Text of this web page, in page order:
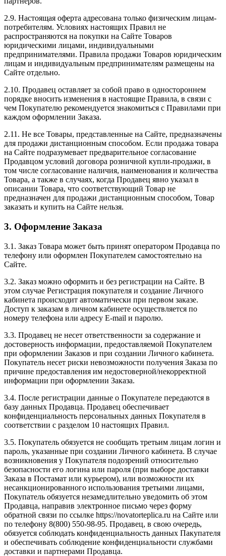
2.9. Настоящая оферта адресована только физическим лицам-
потребителям. Условиях настоящих Правил не
распространяются на покупки на Сайте Товаров
юридическими лицами, индивидуальными
предпринимателями. Правила продажи Товаров юридическим
лицам и индивидуальным предпринимателям размещены на
Сайте отдельно.
2.10. Продавец оставляет за собой право в одностороннем
порядке вносить изменения в настоящие Правила, в связи с
чем Покупателю рекомендуется знакомиться с Правилами при
каждом оформлении Заказа.
2.11. Не все Товары, представленные на Сайте, предназначены
для продажи дистанционным способом. Если продажа товара
на Сайте подразумевает предварительное согласование
Продавцом условий договора розничной купли-продажи, в
том числе согласование наличия, наименования и количества
Товара, а также в случаях, когда Продавец явно указал в
описании Товара, что соответствующий Товар не
предназначен для продажи дистанционным способом, Товар
заказать и купить на Сайте нельзя.
3. Оформление Заказа
3.1. Заказ Товара может быть принят оператором Продавца по
телефону или оформлен Покупателем самостоятельно на
Сайте.
3.2. Заказ можно оформить и без регистрации на Сайте. В
этом случае Регистрация покупателя и создание Личного
кабинета происходит автоматически при первом заказе.
Доступ к заказам в личном кабинете осуществляется по
номеру телефона или адресу E-mail и паролю.
3.3. Продавец не несет ответственности за содержание и
достоверность информации, предоставляемой Покупателем
при оформлении Заказов и при создании Личного кабинета.
Покупатель несет риски невозможности получения Заказа по
причине предоставления им недостоверной/некорректной
информации при оформлении Заказа.
3.4. После регистрации данные о Покупателе передаются в
базу данных Продавца. Продавец обеспечивает
конфиденциальность персональных данных Покупателя в
соответствии с разделом 10 настоящих Правил.
3.5. Покупатель обязуется не сообщать третьим лицам логин и
пароль, указанные при создании Личного кабинета. В случае
возникновения у Покупателя подозрений относительно
безопасности его логина или пароля (при выборе доставки
Заказа в Постамат или курьером), или возможности их
несанкционированного использования третьими лицами,
Покупатель обязуется незамедлительно уведомить об этом
Продавца, направив электронное письмо через форму
обратной связи по ссылке https://novatorteplica.ru на Сайте или
по телефону 8(800) 550-98-95. Продавец, в свою очередь,
обязуется соблюдать конфиденциальность данных Пакупателя
и обеспечивать соблюдение конфиденциальности службами
доставки и партнерами Продавца.